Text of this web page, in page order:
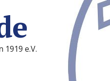
e.V.